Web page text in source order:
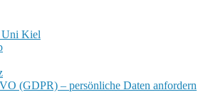
Uni Kiel
(GDPR) – persönliche Daten anfordern